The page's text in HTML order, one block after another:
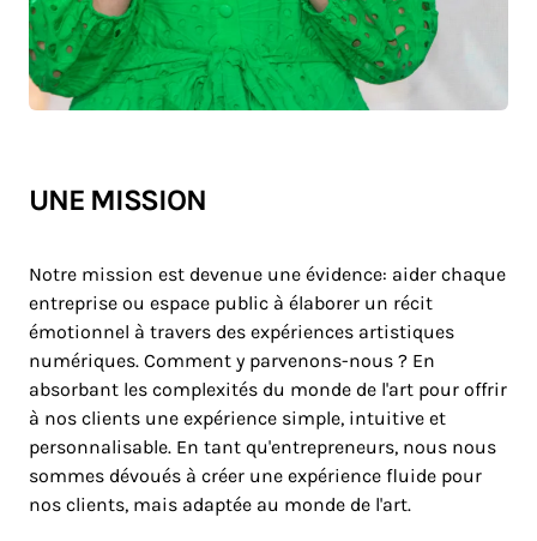
UNE MISSION
Notre mission est devenue une évidence: aider chaque
entreprise ou espace public à élaborer un récit
émotionnel à travers des expériences artistiques
numériques. Comment y parvenons-nous ? En
absorbant les complexités du monde de l'art pour offrir
à nos clients une expérience simple, intuitive et
personnalisable. En tant qu'entrepreneurs, nous nous
sommes dévoués à créer une expérience fluide pour
nos clients, mais adaptée au monde de l'art.